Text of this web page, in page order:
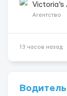
Опытная
клиентов (без ...
Victoria's
Агентство
13 часов назад